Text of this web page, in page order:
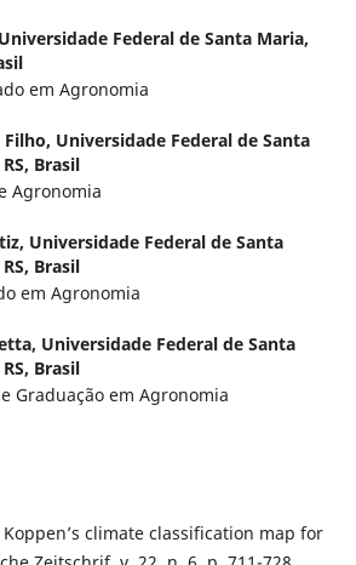
Universidade Federal de Santa Maria,
em Agronomia
Universidade Federal de Santa
Brasil
Agronomia
Universidade Federal de Santa
Brasil
em Agronomia
Universidade Federal de Santa
Brasil
Graduação em Agronomia
Koppen’s climate classification map for